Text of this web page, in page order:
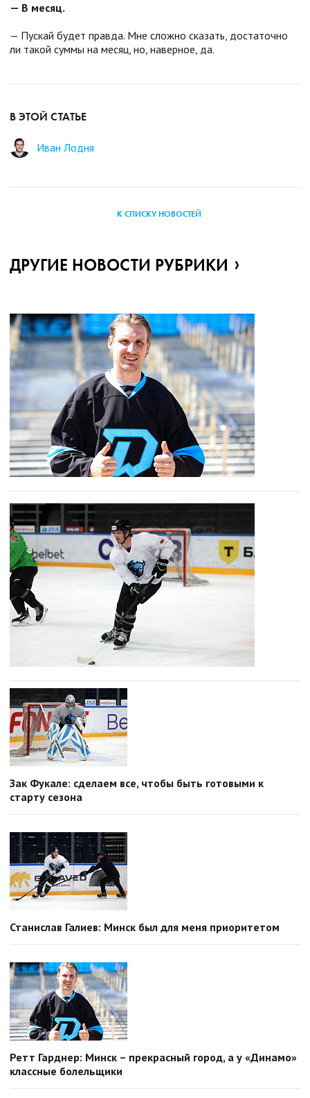
— В месяц.
— Пускай будет правда. Мне сложно сказать, достаточно
ли такой суммы на месяц, но, наверное, да.
В ЭТОЙ СТАТЬЕ
Иван Лодня
К СПИСКУ НОВОСТЕЙ
ДРУГИЕ НОВОСТИ РУБРИКИ
Зак Фукале: сделаем все, чтобы быть готовыми к
старту сезона
Станислав Галиев: Минск был для меня приоритетом
Ретт Гарднер: Минск – прекрасный город, а у «Динамо»
классные болельщики